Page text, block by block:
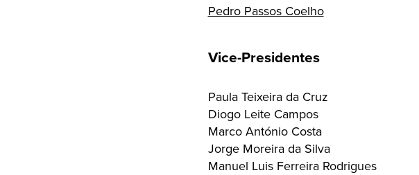
Pedro Passos Coelho
Vice-Presidentes
Paula Teixeira da Cruz
Diogo Leite Campos
Marco António Costa
Jorge Moreira da Silva
Manuel Luis Ferreira Rodrigues